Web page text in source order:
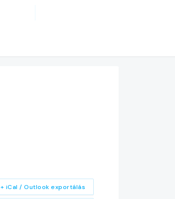
+ iCal / Outlook exportálás